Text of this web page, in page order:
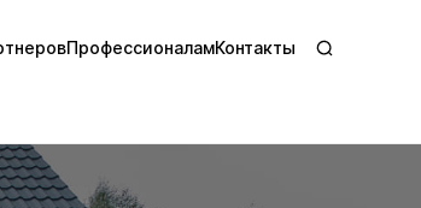
ПрофессионаламКонтакты